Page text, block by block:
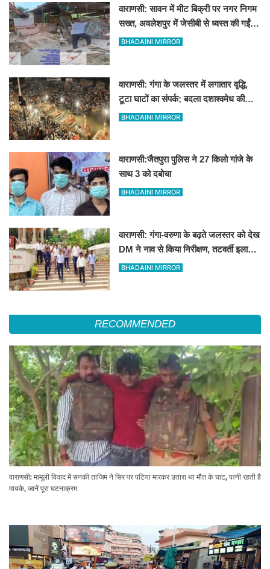
वाराणसी: सावन में मीट बिक्री पर नगर निगम
सख्त, अवलेशपुर में जेसीबी से ध्वस्त की गईं
12 दुकानें
BHADAINI MIRROR
वाराणसी: गंगा के जलस्तर में लगातार वृद्धि,
टूटा घाटों का संपर्क; बदला दशाश्वमेध की
विश्वप्रसिद्ध महाआरती का स्थान
BHADAINI MIRROR
वाराणसी:जैतपुरा पुलिस ने 27 किलो गांजे के
साथ 3 को दबोचा
BHADAINI MIRROR
वाराणसी: गंगा-वरुणा के बढ़ते जलस्तर को देख
DM ने नाव से किया निरीक्षण, तटवर्ती इलाकों
के लिए अलर्ट जारी
BHADAINI MIRROR
RECOMMENDED
वाराणसी: मामूली विवाद में सनकी ताजिम ने सिर पर पटिया मारकर उतारा था मौत के घाट, पत्नी रहती है
मायके, जानें पूरा घटनाक्रम